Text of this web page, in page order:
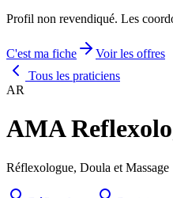
Profil non revendiqué. Les
C'est ma fiche
Voir les offres
Tous les praticiens
AR
AMA
Réflexologue, Doula et Massage